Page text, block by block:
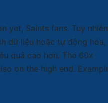
yet, Saints fans. Tuy
dữ liệu hoặc tự động hóa,
quả cao hơn. The 60x
on the high end.